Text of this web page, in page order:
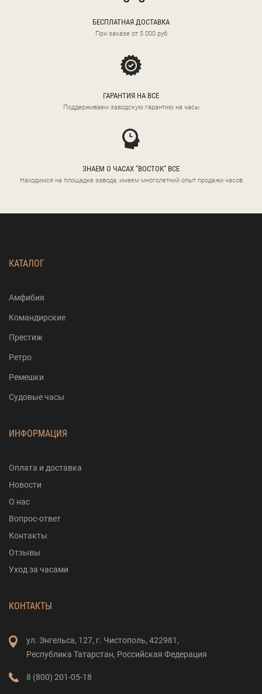
БЕСПЛАТНАЯ ДОСТАВКА
При заказе от 5 000 руб
ГАРАНТИЯ НА ВСЕ
Поддерживаем заводскую гарантию на часы
ЗНАЕМ О ЧАСАХ "ВОСТОК" ВСЕ
Находимся на площадке завода, имеем многолетний опыт продажи часов
КАТАЛОГ
Амфибия
Командирские
Престиж
Ретро
Ремешки
Судовые часы
ИНФОРМАЦИЯ
Оплата и доставка
Новости
О нас
Вопрос-ответ
Контакты
Отзывы
Уход за часами
КОНТАКТЫ
ул. Энгельса, 127, г. Чистополь, 422981,
Республика Татарстан, Российская Федерация
8 (800) 201-05-18